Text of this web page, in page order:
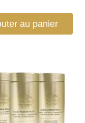
au panier